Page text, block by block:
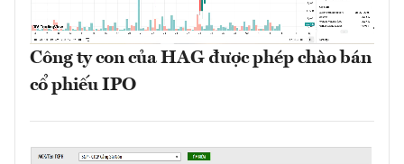
Công ty con của HAG được phép chào bán
cổ phiếu IPO